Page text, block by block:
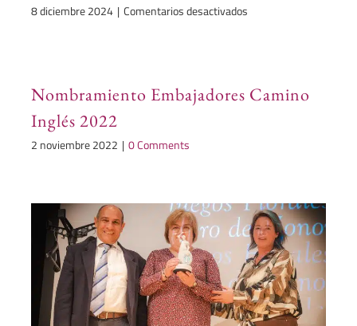
8 diciembre 2024 | Comentarios desactivadosen
Nombramiento Embajadores Camino
Inglés 2022
2 noviembre 2022 | 0 Comments